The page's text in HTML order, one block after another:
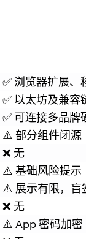
✅ 浏览器扩展、
✅ 以太坊及兼容
✅ 可连接多品牌
⚠️ 部分组件闭源
❌ 无
⚠️ 基础风险提示
⚠️ 展示有限，盲
❌ 无
⚠️ App 密码加密